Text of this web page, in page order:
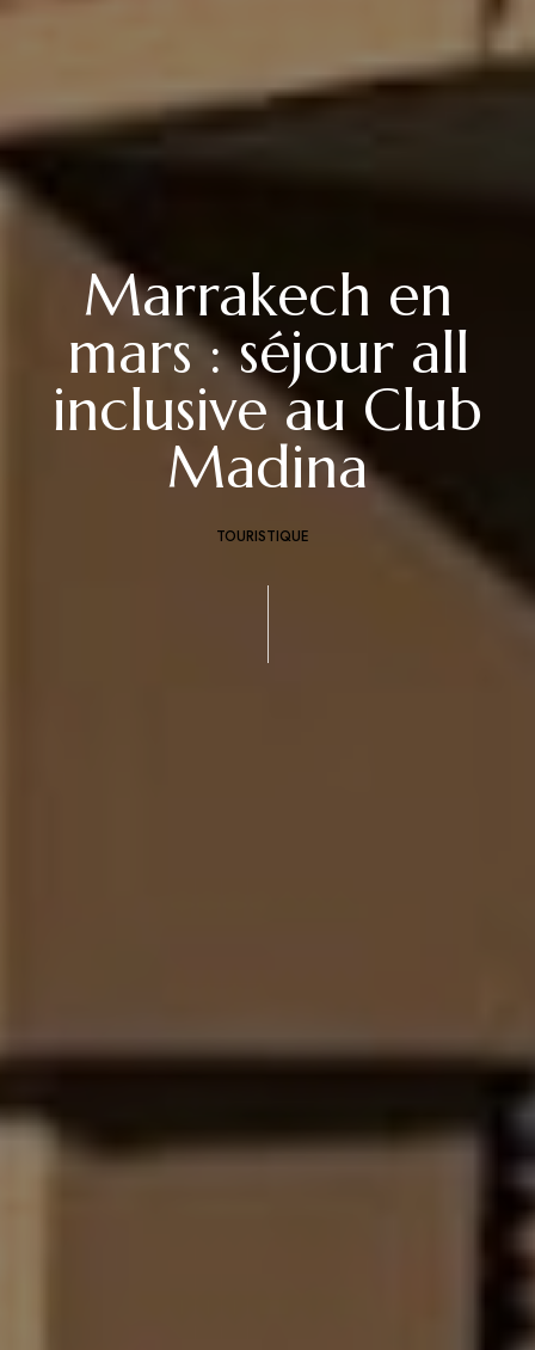
Marrakech en
mars : séjour all
inclusive au Club
Madina
TOURISTIQUE